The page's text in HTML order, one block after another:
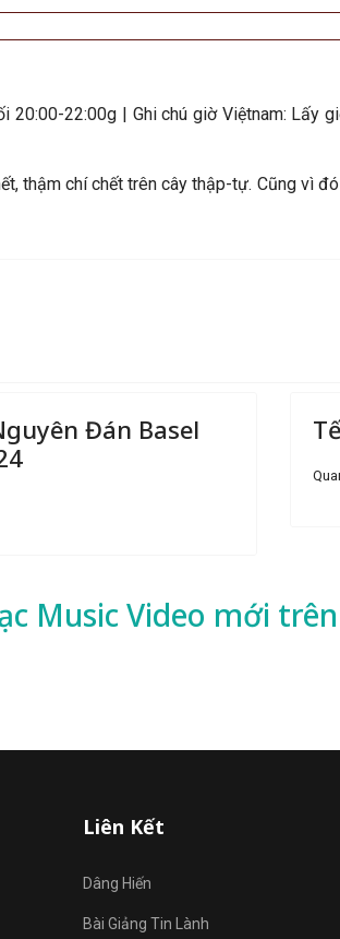
22:00g | Ghi chú giờ Việtnam: Lấy
thậm chí chết trên cây thập-tự. Cũng vì
Đán Basel
Music Video mới trên
Liên Kết
Dâng Hiến
Bài Giảng Tin Lành